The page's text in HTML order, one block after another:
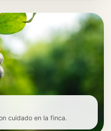
cuidado en la finca.